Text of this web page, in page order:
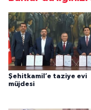
Şehitkamil’e taziye evi
müjdesi